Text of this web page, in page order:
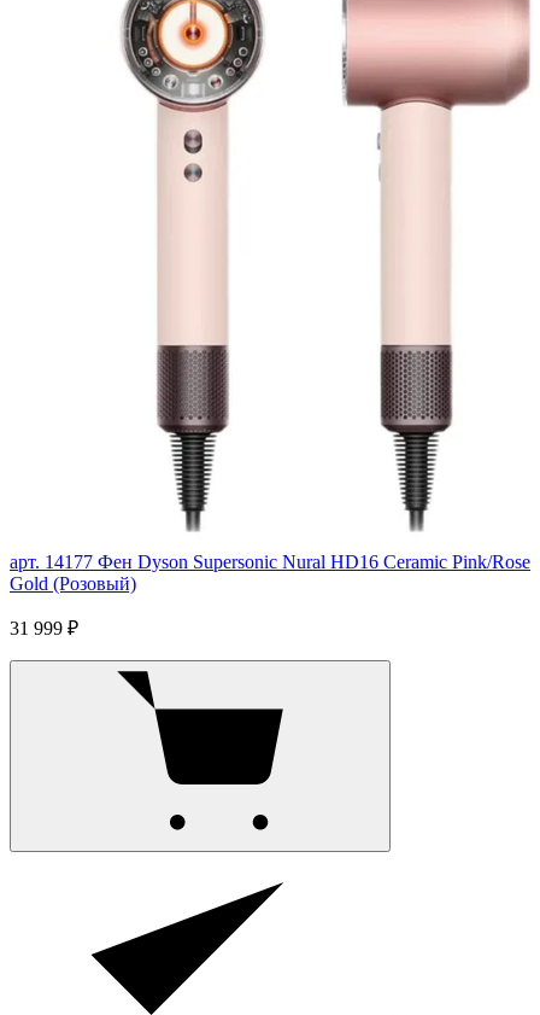
арт. 14177 Фен Dyson Supersonic Nural HD16 Ceramic Pink/Rose
Gold (Розовый)
31 999 ₽